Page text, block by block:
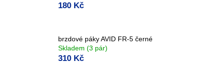
180 Kč
brzdové páky AVID FR-5 černé
Skladem (3 pár)
310 Kč